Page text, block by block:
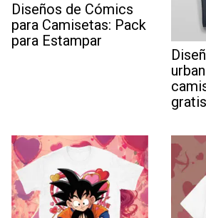
Diseños de Cómics
para Camisetas: Pack
para Estampar